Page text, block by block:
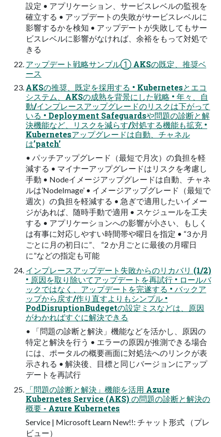
設定 • アプリケーション、サービスレベルの監視を
確立する • アップデートの失敗がサービスレベルに
影響するかを検知 • アップデートが失敗してもサー
ビスレベルに影響がなければ、余裕をもって対処で
きる
アップデート戦略サンプル① AKSの既定、推奨ベ
ース
AKSの推奨、既定を採用する • Kubernetesとエコ
システム、AKSの成熟を背景にした戦略 • 年々、自
動/インプレースアップグレードのリスクは下がって
いる • Deployment Safeguardsや問題の診断と解
決機能など、リスクを減らす/対処する機能も拡充 •
Kubernetesアップグレードは自動、チャネル
は’patch’
• パッチアップグレード（最短で月次）の負担を軽
減する • マイナーアップグレードはリスクを考慮し
手動 • Nodeイメージアップグレードは自動、チャネ
ルは’NodeImage’ • イメージアップグレード（最短で
週次）の負担を軽減する • 急ぎで適用したいイメー
ジがあれば、随時手動で適用 • スケジュールを工夫
する • アプリケーションへの影響が小さい、もしく
は有事に対応しやすい時間帯や曜日を指定 • “3 か月
ごとに月の初日に”、 “2 か月ごとに最後の月曜日
に”などの指定も可能
インプレースアップデート失敗からのリカバリ (1/2)
• 原因を取り除いてアップデートを再試行 • ロールバ
ックではなく、アップデートを完遂する • バックア
ップから戻す/作り直すよりもシンプル •
PodDisruptionBudegetの設定ミスなどは、原因
がわかればすぐに解決できる
• 「問題の診断と解決」機能などを活かし、原因の
特定と解決を行う • エラーの原因が推測できる場合
には、ポータルの概要画面に対処法へのリンクが表
示される • 解決後、目標と同じバージョンにアップ
デートを再試行
「問題の診断と解決」機能を活用 Azure
Kubernetes Service (AKS) の問題の診断と解決の
概要 - Azure Kubernetes
Service | Microsoft Learn New!!: チャット形式 （プレ
ビュー）